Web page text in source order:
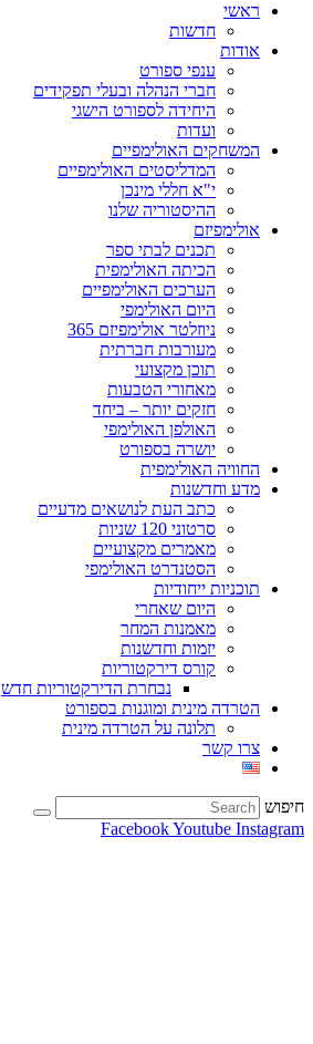
ראשי
חדשות
אודות
ענפי ספורט
חברי הנהלה ובעלי תפקידים
היחידה לספורט הישגי
ועדות
המשחקים האולימפיים
המדליסטים האולימפיים
י"א חללי מינכן
ההיסטוריה שלנו
אולימפיזם
תכנים לבתי ספר
הכיתה האולימפית
הערכים האולימפיים
היום האולימפי
ניוזלטר אולימפיזם 365
מעורבות חברתית
תוכן מקצועי
מאחורי הטבעות
חזקים יותר – ביחד
האולפן האולימפי
יושרה בספורט
החוויה האולימפית
מדע וחדשנות
כתב העת לנושאים מדעיים
סרטוני 120 שניות
מאמרים מקצועיים
הסטנדרט האולימפי
תוכניות ייחודיות
היום שאחרי
מאמנות המחר
יזמות וחדשנות
קורס דירקטוריות
נבחרת הדירקטוריות חדש
הטרדה מינית ומוגנות בספורט
תלונה על הטרדה מינית
צרו קשר
חיפוש
FacebookYoutube Instagram